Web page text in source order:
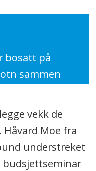
bosatt på
sammen
Han er
vekk de
Moe fra
understreket
budsjettseminar